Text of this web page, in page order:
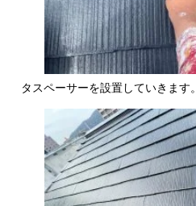
タスペーサーを設置していきます。